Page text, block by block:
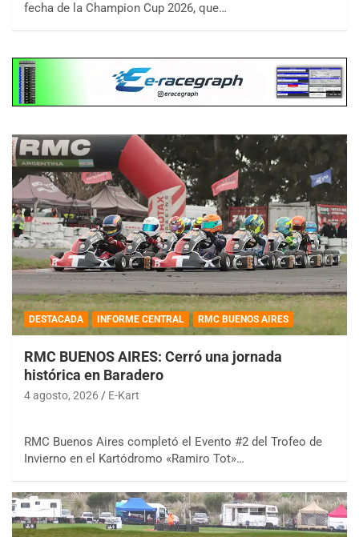
fecha de la Champion Cup 2026, que…
DESTACADA INFORME CENTRAL RMC BUENOS AIRES
RMC BUENOS AIRES: Cerró una jornada
histórica en Baradero
4 agosto, 2026 E-Kart
RMC Buenos Aires completó el Evento #2 del Trofeo de
Invierno en el Kartódromo «Ramiro Tot»…